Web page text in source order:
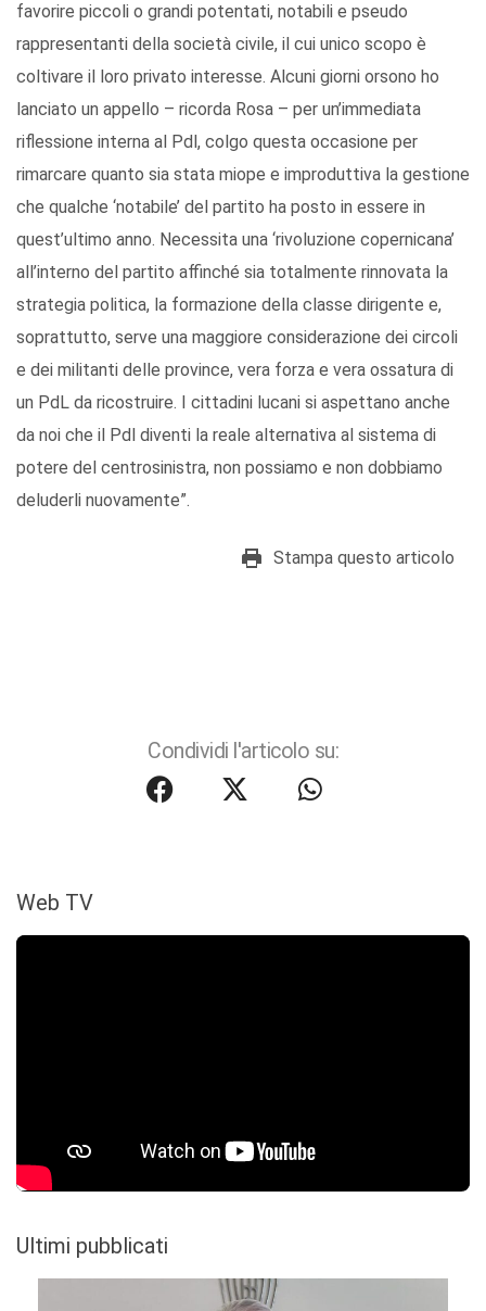
favorire piccoli o grandi potentati, notabili e pseudo
rappresentanti della società civile, il cui unico scopo è
coltivare il loro privato interesse. Alcuni giorni orsono ho
lanciato un appello – ricorda Rosa – per un’immediata
riflessione interna al Pdl, colgo questa occasione per
rimarcare quanto sia stata miope e improduttiva la gestione
che qualche ‘notabile’ del partito ha posto in essere in
quest’ultimo anno. Necessita una ‘rivoluzione copernicana’
all’interno del partito affinché sia totalmente rinnovata la
strategia politica, la formazione della classe dirigente e,
soprattutto, serve una maggiore considerazione dei circoli
e dei militanti delle province, vera forza e vera ossatura di
un PdL da ricostruire. I cittadini lucani si aspettano anche
da noi che il Pdl diventi la reale alternativa al sistema di
potere del centrosinistra, non possiamo e non dobbiamo
deluderli nuovamente”.
Stampa questo articolo
Condividi l'articolo su:
Web TV
Ultimi pubblicati